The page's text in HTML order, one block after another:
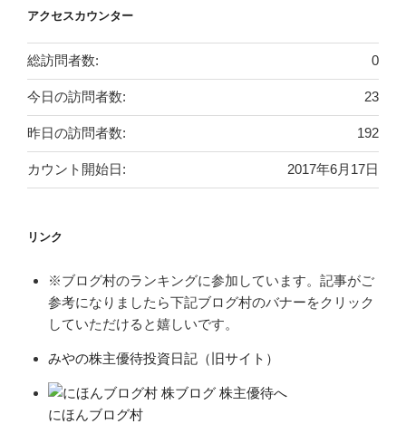
アクセスカウンター
0
総訪問者数:
23
今日の訪問者数:
192
昨日の訪問者数:
2017年6月17日
カウント開始日:
リンク
※ブログ村のランキングに参加しています。記事がご
参考になりましたら下記ブログ村のバナーをクリック
していただけると嬉しいです。
みやの株主優待投資日記（旧サイト）
にほんブログ村